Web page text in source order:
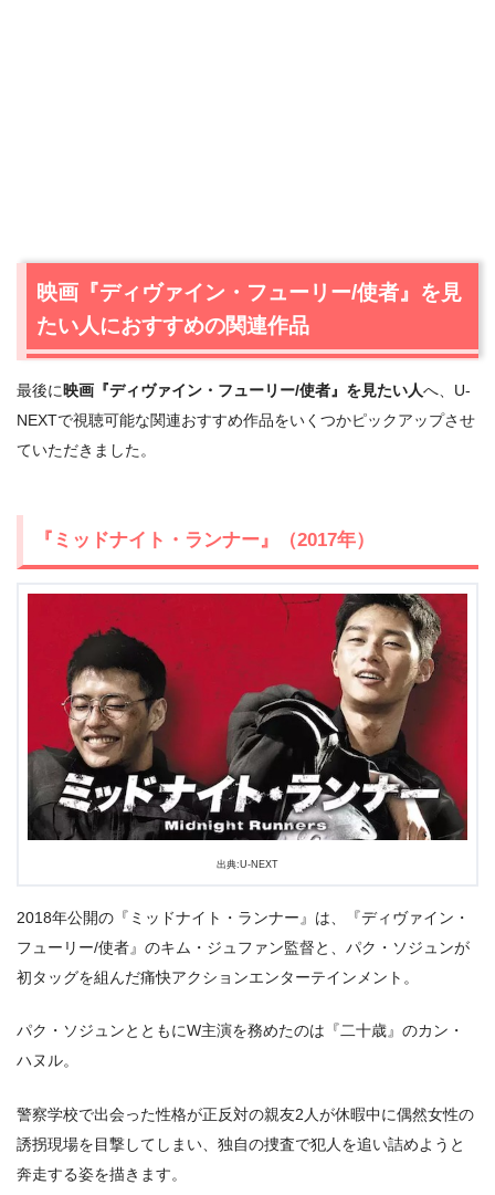
今すぐ無料でU-NEXTで見る
出典:U-NEXT
＼＼31日間無料!!お試し解約もOK／／
映画『ディヴァイン・フューリー/使者』を見
たい人におすすめの関連作品
最後に映画『ディヴァイン・フューリー/使者』を見たい人へ、U-
NEXTで視聴可能な関連おすすめ作品をいくつかピックアップさせ
ていただきました。
『ミッドナイト・ランナー』（2017年）
出典:U-NEXT
2018年公開の『ミッドナイト・ランナー』は、『ディヴァイン・
フューリー/使者』のキム・ジュファン監督と、パク・ソジュンが
初タッグを組んだ痛快アクションエンターテインメント。
パク・ソジュンとともにW主演を務めたのは『二十歳』のカン・
ハヌル。
警察学校で出会った性格が正反対の親友2人が休暇中に偶然女性の
誘拐現場を目撃してしまい、独自の捜査で犯人を追い詰めようと
奔走する姿を描きます。